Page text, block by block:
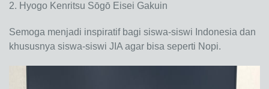
2. Hyogo Kenritsu Sōgō Eisei Gakuin
Semoga menjadi inspiratif bagi siswa-siswi Indonesia dan
khususnya siswa-siswi JIA agar bisa seperti Nopi.